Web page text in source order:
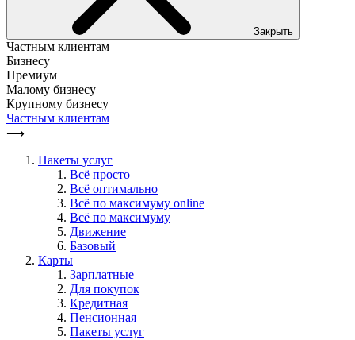
Закрыть
Частным клиентам
Бизнесу
Премиум
Малому бизнесу
Крупному бизнесу
Частным клиентам
⟶
Пакеты услуг
Всё просто
Всё оптимально
Всё по максимуму online
Всё по максимуму
Движение
Базовый
Карты
Зарплатные
Для покупок
Кредитная
Пенсионная
Пакеты услуг